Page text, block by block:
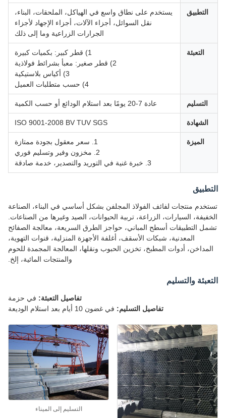
التطبيق
يستخدم على نطاق واسع في الهياكل، الملحقات، البناء،
نقل السوائل، أجزاء الآلات، أجزاء الإجهاد لأجزاء
الجرارات الزراعية وما إلى ذلك
التسليم
الشهادة ISO 9001-2008 BV TUV SGS
منتجات لفائف الفولاذ المجلفن بشكل أساسي في البناء، الصناعة
السيارات، الزراعة، تربية الحيوانات، الصيد وغيرها من الصناعات.
التطبيقات أسطح المباني، حواجز الطرق السريعة، معالجة الصفائح
المعدنية، شبكات الأسقف، أغلفة الأجهزة المنزلية، قنوات التهوية،
أدوات المطبخ، تخزين الحبوب ونقلها، المعالجة المجمدة للحوم
والمنتجات المائية، إلخ.
والتسليم
تفاصيل التعبئة:في حزمة
تفاصيل التسليم:في غضون 10 أيام بعد استلام الوديعة
التسليم إلى الميناء